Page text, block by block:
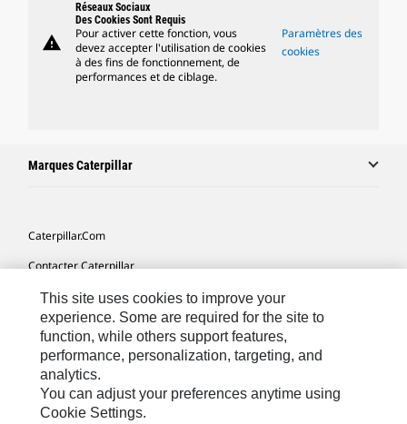
warning
Réseaux Sociaux
Des Cookies Sont Requis
Pour activer cette fonction, vous
devez accepter l'utilisation de cookies
à des fins de fonctionnement, de
performances et de ciblage.
Paramètres des
cookies
Marques Caterpillar
Caterpillar.com
Contacter Caterpillar
Mes Préférences Marketing
Plan Du Site
Cookie Settings
Mentions Légales
Confidentialité
This site uses cookies to improve your
experience. Some are required for the site to
function, while others support features,
performance, personalization, targeting, and
analytics.
You can adjust your preferences anytime using
Cookie Settings.